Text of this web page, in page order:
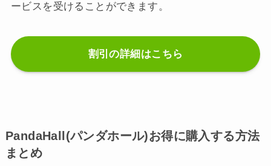
ービスを受けることができます。
割引の詳細はこちら
PandaHall(パンダホール)お得に購入する方法
まとめ